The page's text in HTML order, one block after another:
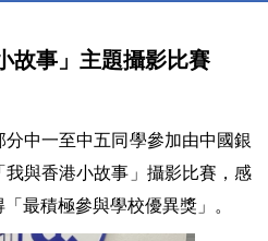
故事」主題攝影比賽
中一至中五同學參加由中國銀
與香港小故事」攝影比賽，感
最積極參與學校優異獎」。